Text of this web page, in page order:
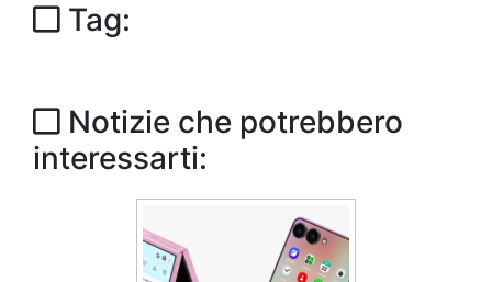
Tag:
Notizie che potrebbero
interessarti: